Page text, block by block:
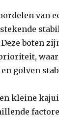
van
boten
golven
kleine